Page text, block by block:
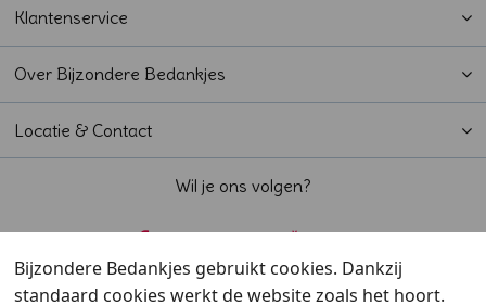
Klantenservice
Over Bijzondere Bedankjes
Locatie & Contact
Wil je ons volgen?
Bijzondere Bedankjes gebruikt cookies. Dankzij
standaard cookies werkt de website zoals het hoort.